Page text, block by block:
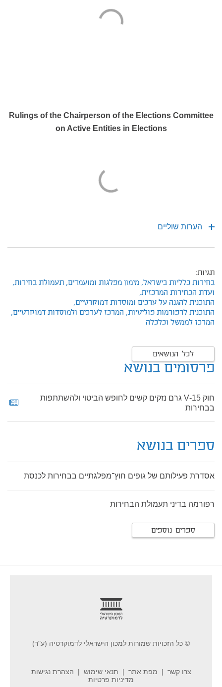
Rulings of the Chairperson of the Elections Committee
on Active Entities in Elections
הערות שוליים
תגיות:
בחירות כלליות בישראל, מימון מפלגות ומועמדים, תעמולת בחירות,
ועדת הבחירות המרכזית,
התוכנית להגנה על ערכים ומוסדות דמוקרטיים,
התוכנית לרפורמות פוליטיות, המרכז לערכים ולמוסדות דמוקרטיים,
המרכז לממשל וכלכלה
לכל הנושאים
פרסומים בנושא
חוק 15-V גרם נזקים קשים לחופש הביטוי ולהשתתפות
בבחירות
ספרים בנושא
אסדרת פעילותם של גופים חוץ־מפלגתיים בבחירות לכנסת
רפורמה בדיני תעמולת הבחירות
ספרים נוספים
© כל הזכויות שמורות למכון הישראלי לדמוקרטיה (ע"ר)
צרו קשר מפת אתר תנאי שימוש
הצהרת נגישות
מדיניות פרטיות